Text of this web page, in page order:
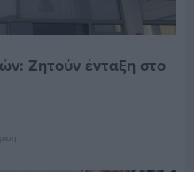
Ζητούν ένταξη στο